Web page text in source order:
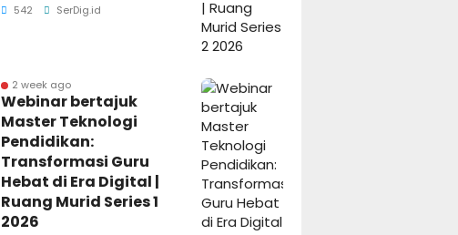
542 SerDig.id
2 week ago
Webinar bertajuk
Master Teknologi
Pendidikan:
Transformasi Guru
Hebat di Era Digital |
Ruang Murid Series 1
2026